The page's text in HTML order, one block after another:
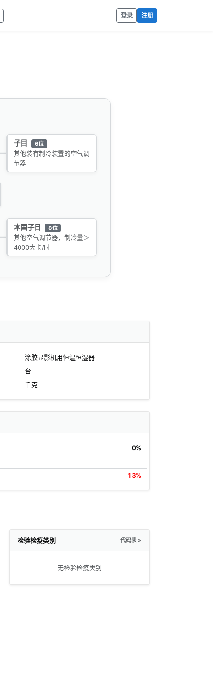
登录 注册
子目 6位
其他装有制冷装置的空气调
节器
本国子目 8位
其他空气调节器，制冷量＞
4000大卡/时
涂胶显影机用恒温恒湿器
台
千克
0%
13%
检验检疫类别 代码表 »
无检验检疫类别